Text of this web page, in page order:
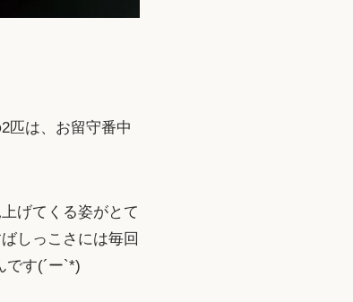
匹は、お留守番中
げてくる姿がとて
しっこさには毎回
です(´ー`*)